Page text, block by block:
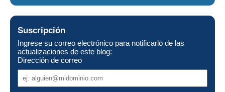
Suscripción
Ingrese su correo electrónico para notificarlo de las
actualizaciones de este blog:
Dirección de correo
de